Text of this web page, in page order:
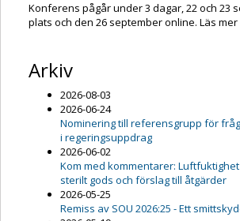
Konferens pågår under 3 dagar, 22 och 23
plats och den 26 september online. Läs mer
Arkiv
2026-08-03
2026-06-24
Nominering till referensgrupp för
i regeringsuppdrag
2026-06-02
Kom med kommentarer:
sterilt gods och förslag till åtgärder
2026-05-25
Remiss av SOU 2026:25 - Ett